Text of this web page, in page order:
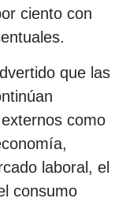
ciento con
que las
como
laboral, el
consumo